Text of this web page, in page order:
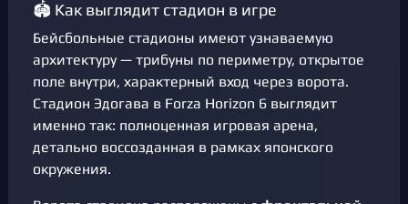
🏟️ Как выглядит стадион в игре
Бейсбольные стадионы имеют узнаваемую
архитектуру — трибуны по периметру, открытое
поле внутри, характерный вход через ворота.
Стадион Эдогава в Forza Horizon 6 выглядит
именно так: полноценная игровая арена,
детально воссозданная в рамках японского
окружения.